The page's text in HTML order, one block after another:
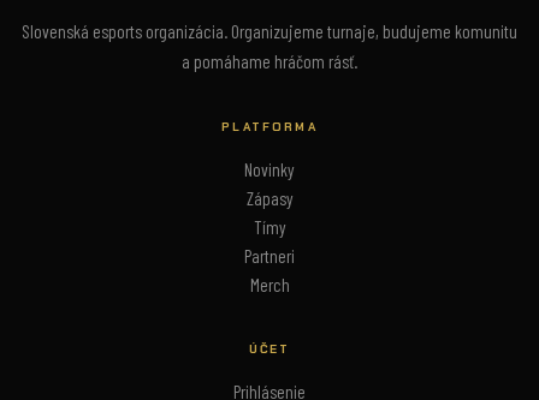
Slovenská esports organizácia. Organizujeme turnaje, budujeme komunitu
a pomáhame hráčom rásť.
PLATFORMA
Novinky
Zápasy
Tímy
Partneri
Merch
ÚČET
Prihlásenie